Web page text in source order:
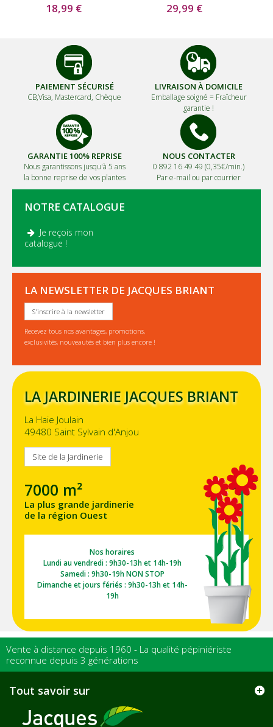
18,99 € 29,99 €
PAIEMENT SÉCURISÉ
CB,Visa, Mastercard, Chèque
LIVRAISON À DOMICILE
Emballage soigné = Fraîcheur
garantie !
GARANTIE 100% REPRISE
Nous garantissons jusqu'à 5 ans
la bonne reprise de vos plantes
NOUS CONTACTER
0 892 16 49 49 (0,35€/min.)
Par e-mail ou par courrier
NOTRE CATALOGUE
Je reçois mon
catalogue !
LA NEWSLETTER DE JACQUES BRIANT
S'inscrire à la newsletter
Recevez tous nos avantages, promotions,
exclusivités, nouveautés et bien plus encore !
LA JARDINERIE JACQUES BRIANT
La Haie Joulain
49480 Saint Sylvain d'Anjou
Site de la Jardinerie
7000 m²
La plus grande jardinerie
de la région Ouest
Nos horaires
Lundi au vendredi : 9h30-13h et 14h-19h
Samedi : 9h30-19h NON STOP
Dimanche et jours fériés : 9h30-13h et 14h-
19h
Vente à distance depuis 1960 - La qualité pépiniériste
reconnue depuis 3 générations
Tout savoir sur